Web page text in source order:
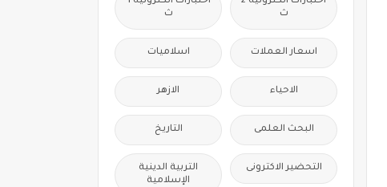
ث
ث
اسعار العملات اسلاميات
الاحياء الازهر
البحث العلمى التاريخ
التحضير الاكترونى
التربية الدينية
الإسلامية